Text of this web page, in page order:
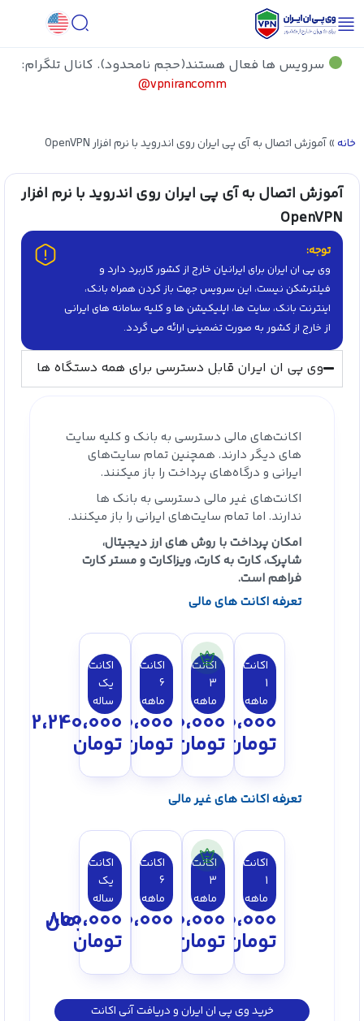
سرویس ها فعال هستند(حجم نامحدود). کانال تلگرام:
vpnirancomm@
خانه»آموزش اتصال به آی پی ایران روی اندروید با نرم افزار OpenVPN
آموزش اتصال به آی پی ایران روی اندروید با نرم افزار
OpenVPN
توجه:
وی پی ان ایران برای ایرانیان خارج از کشور کاربرد دارد و
فیلترشکن نیست، این سرویس جهت باز کردن همراه بانک،
اینترنت بانک، سایت ها، اپلیکیشن ها و کلیه سامانه های ایرانی
از خارج از کشور به صورت تضمینی ارائه می گردد.
وی پی ان ایران قابل دسترسی برای همه دستگاه ها
اکانت‌های مالی دسترسی به بانک‌ و کلیه سایت
های دیگر دارند. همچنین تمام سایت‌های
ایرانی و درگاه‌های پرداخت را باز میکنند.
اکانت‌های غیر مالی دسترسی به بانک ها
ندارند. اما تمام سایت‌های ایرانی را باز میکنند.
امکان پرداخت با روش های ارز دیجیتال،
شاپرک، کارت به کارت، ویزاکارت و مستر کارت
فراهم است.
تعرفه اکانت های مالی
اکانت
1
ماهه
300،000
تومان
اکانت
3
ماهه
750،000
تومان
اکانت
6
ماهه
1،350،000
تومان
اکانت
یک
ساله
2،240،000
تومان
تعرفه اکانت های غیر مالی
اکانت
1
ماهه
150،000
تومان
اکانت
3
ماهه
250،000
تومان
اکانت
6
ماهه
450،000تومان
اکانت
یک
ساله
800،000
تومان
خرید وی پی ان ایران و دریافت آنی اکانت